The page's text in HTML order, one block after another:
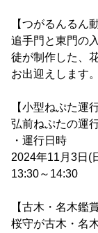
【つがるんるん
追手門と東門の
徒が制作した、
お出迎えします。
【小型ねぷた運行
弘前ねぷたの運
・運行日時
2024年11月3日(
13:30～14:30
【古木・名木鑑
桜守が古木・名